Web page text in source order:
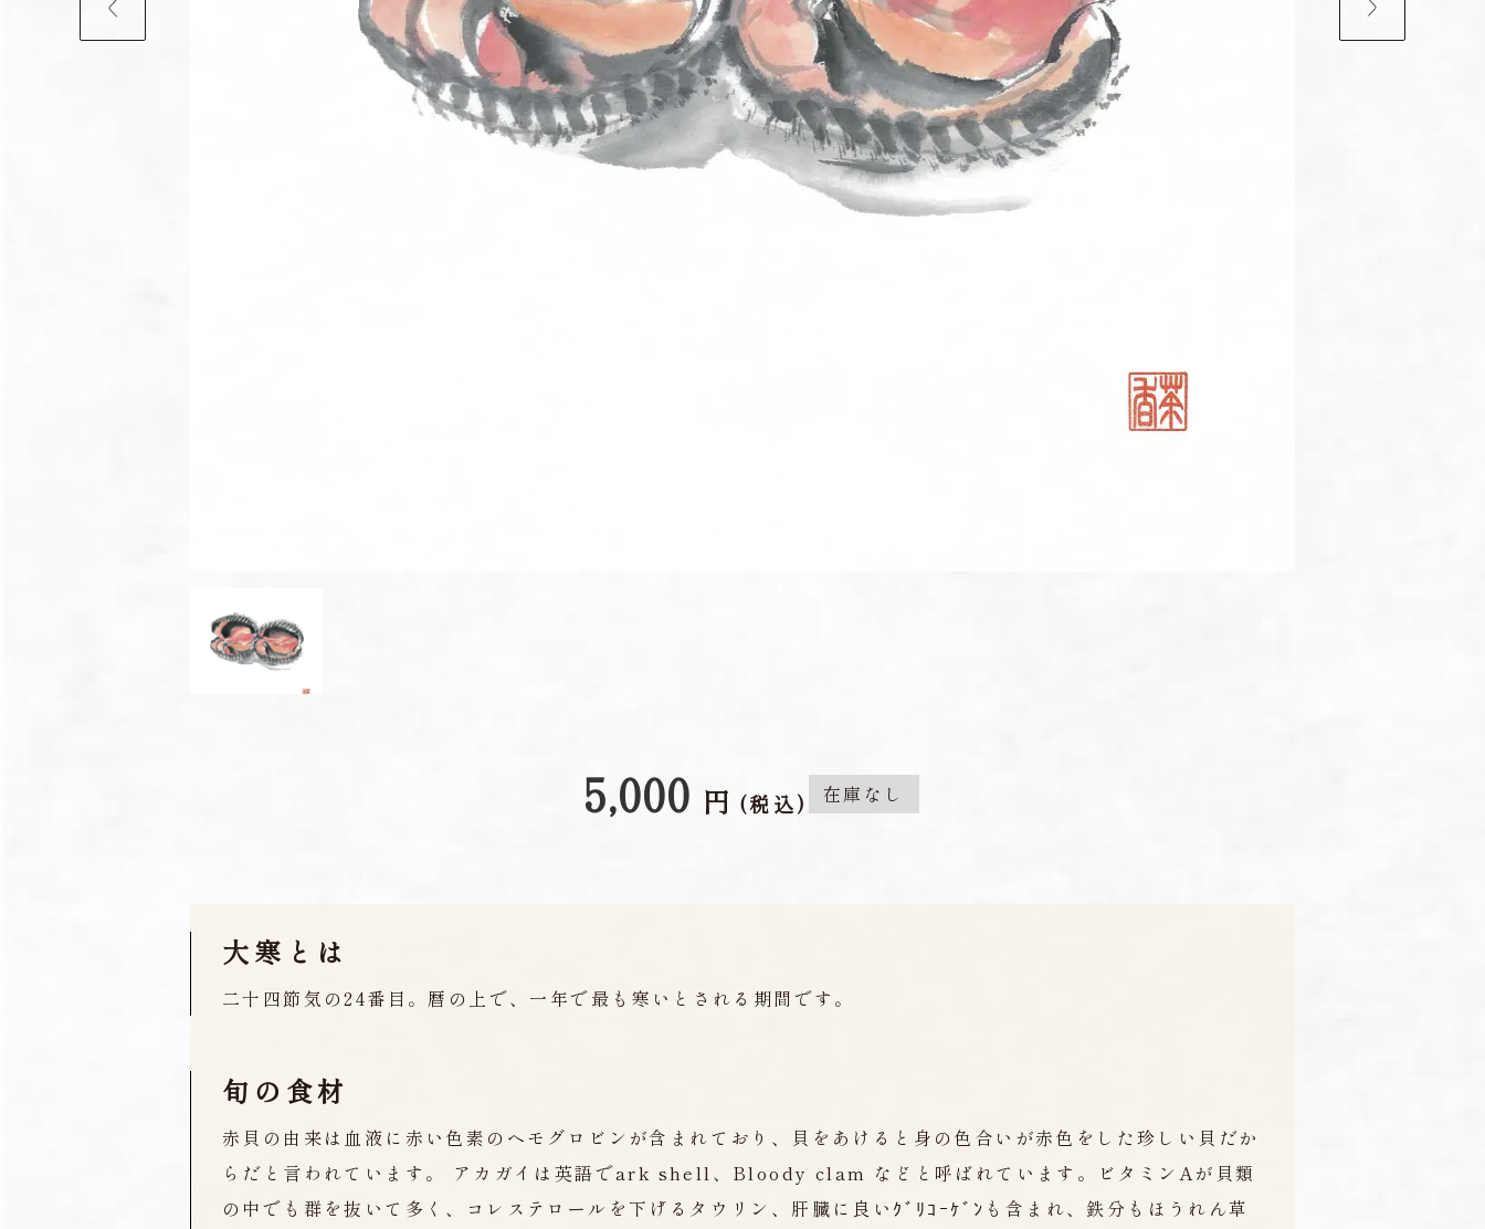
5,000 円 (税込) 在庫なし
大寒とは
二十四節気の24番目。暦の上で、一年で最も寒いとされる期間です。
旬の食材
赤貝の由来は血液に赤い色素のヘモグロビンが含まれており、貝をあけると身の色合いが赤色をした珍しい貝だか
らだと言われています。 アカガイは英語でark shell、Bloody clam などと呼ばれています。ビタミンAが貝類
の中でも群を抜いて多く、コレステロールを下げるタウリン、肝臓に良いｸﾞﾘｺｰｹﾞﾝも含まれ、鉄分もほうれん草